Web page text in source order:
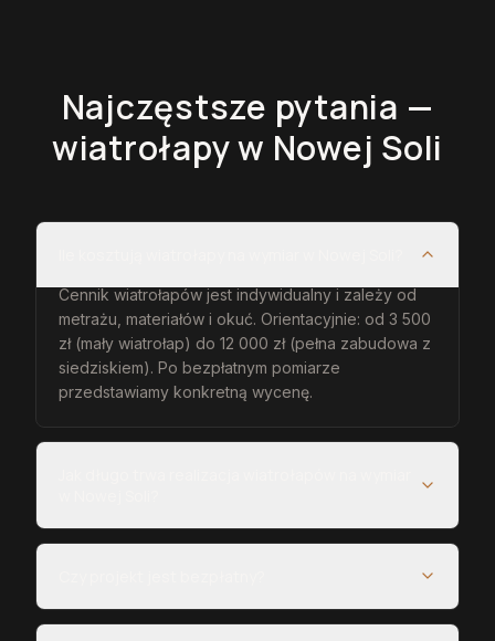
Najczęstsze pytania —
wiatrołapyw Nowej Soli
Cennik wiatrołapów jest indywidualny i zależy od
metrażu, materiałów i okuć. Orientacyjnie: od 3 500
zł (mały wiatrołap) do 12 000 zł (pełna zabudowa z
siedziskiem). Po bezpłatnym pomiarze
przedstawiamy konkretną wycenę.